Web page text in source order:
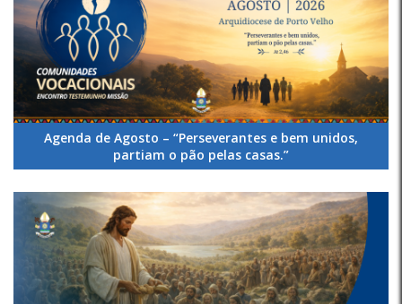
Agenda de Agosto – “Perseverantes e bem unidos,
partiam o pão pelas casas.”